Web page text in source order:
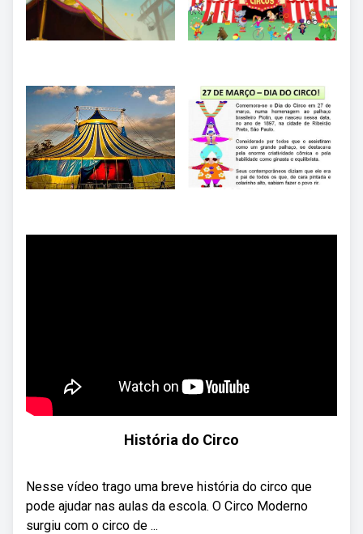
História do Circo
Nesse vídeo trago uma breve história do circo que
pode ajudar nas aulas da escola. O Circo Moderno
surgiu com o circo de ...